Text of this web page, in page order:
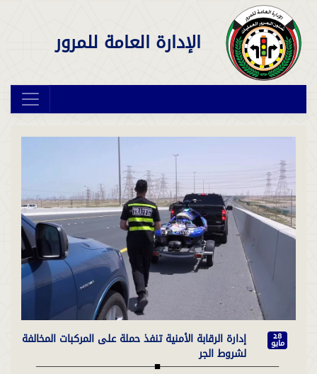
الإدارة العامة للمرور
28
مايو إدارة الرقابة الأمنية تنفذ حملة على المركبات المخالفة
لشروط الجر